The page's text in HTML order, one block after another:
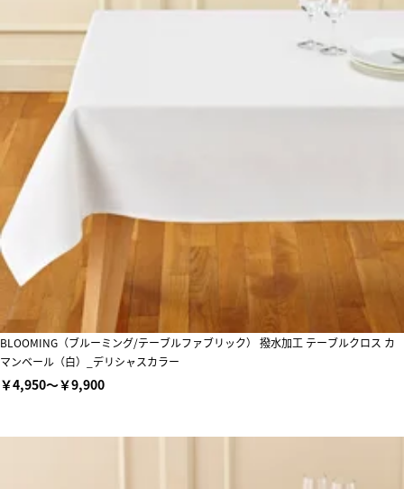
BLOOMING（ブルーミング/テーブルファブリック） 撥水加工 テーブルクロス カ
マンベール（白）_デリシャスカラー
￥4,950～￥9,900